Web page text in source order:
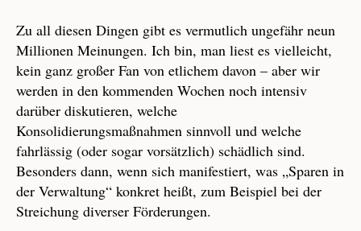
Zu all diesen Dingen gibt es vermutlich ungefähr neun
Millionen Meinungen. Ich bin, man liest es vielleicht,
kein ganz großer Fan von etlichem davon – aber wir
werden in den kommenden Wochen noch intensiv
darüber diskutieren, welche
Konsolidierungsmaßnahmen sinnvoll und welche
fahrlässig (oder sogar vorsätzlich) schädlich sind.
Besonders dann, wenn sich manifestiert, was „Sparen in
der Verwaltung“ konkret heißt, zum Beispiel bei der
Streichung diverser Förderungen.